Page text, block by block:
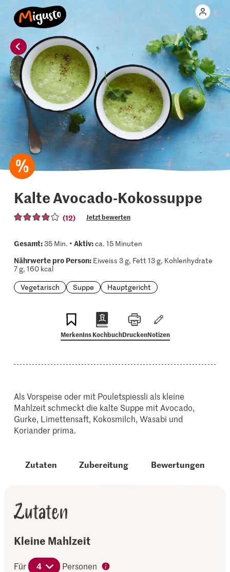
Kalte Avocado-Kokossuppe
(12) Jetzt bewerten
Gesamt:35 Min. • Aktiv:ca. 15 Minuten
Nährwerte pro Person:Eiweiss 3 g, Fett 13 g, Kohlenhydrate
7 g, 160 kcal
Vegetarisch
Suppe Hauptgericht
MerkenIns KochbuchDruckenNotizen
Als Vorspeise oder mit Pouletspiessli als kleine
Mahlzeit schmeckt die kalte Suppe mit Avocado,
Gurke, Limettensaft, Kokosmilch, Wasabi und
Koriander prima.
Zutaten Zubereitung Bewertungen
Zutaten
Kleine Mahlzeit
Für 4 Personen